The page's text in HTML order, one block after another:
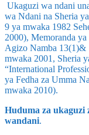
Ukaguzi wa ndani
wa Ndani na Sheria
9 ya mwaka 1982
2000), Memoranda
Agizo Namba 13(1)&
mwaka 2001, Sheria
“International
ya Fedha za Umma
mwaka 2010).
Huduma za ukaguzi
wandani.